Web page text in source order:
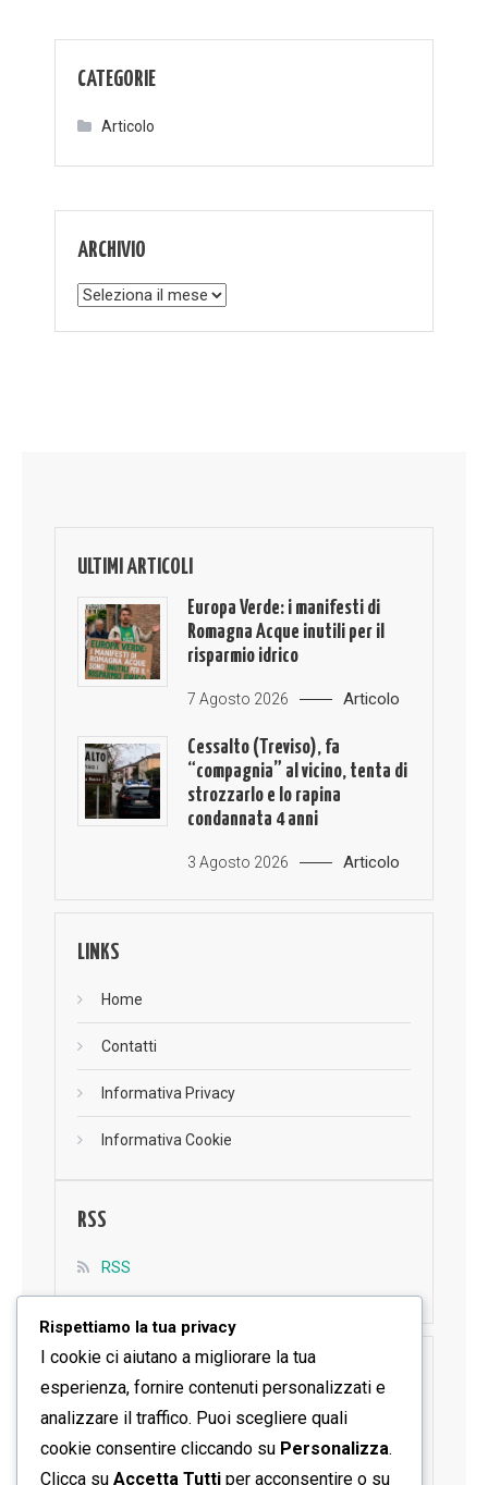
CATEGORIE
Articolo
ARCHIVIO
Archivio
ULTIMI ARTICOLI
Europa Verde: i manifesti di
Romagna Acque inutili per il
risparmio idrico
7 Agosto 2026 Articolo
Cessalto (Treviso), fa
“compagnia” al vicino, tenta di
strozzarlo e lo rapina
condannata 4 anni
3 Agosto 2026 Articolo
LINKS
Home
Contatti
Informativa Privacy
Informativa Cookie
RSS
RSS
SEGUICI SU FACEBOOK
Rispettiamo la tua privacy
I cookie ci aiutano a migliorare la tua
esperienza, fornire contenuti personalizzati e
analizzare il traffico. Puoi scegliere quali
cookie consentire cliccando su Personalizza.
Clicca su Accetta Tutti per acconsentire o su